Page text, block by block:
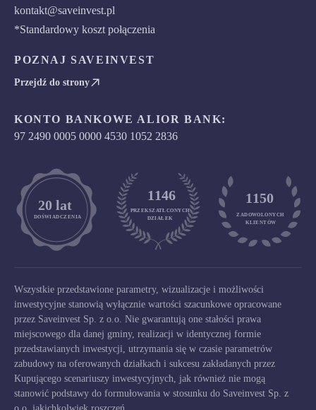
kontakt@saveinvest.pl
*Standardowy koszt połączenia
POZNAJ SAVEINVEST
Przejdź do strony
KONTO BANKOWE ALIOR BANK:
97 2490 0005 0000 4530 1052 2836
DOŚWIADCZENIA
	20 lat
1146
PRZEKSZATŁCONYCH
DZIAŁEK
1150
ZADOWOLONYCH
KLIENTÓW
Wszystkie przedstawione parametry, wizualizacje i możliwości
inwestycyjne stanowią wyłącznie wartości szacunkowe opracowane
przez Saveinvest Sp. z o.o. Nie gwarantują one stałości prawa
miejscowego dla danej gminy, realizacji w identycznej formie
przedstawianych inwestycji, utrzymania się w czasie parametrów
zabudowy na oferowanych działkach i sukcesu zakładanych przez
Kupującego scenariuszy inwestycyjnych, jak również nie mogą
stanowić podstawy do formułowania w stosunku do Saveinvest Sp. z